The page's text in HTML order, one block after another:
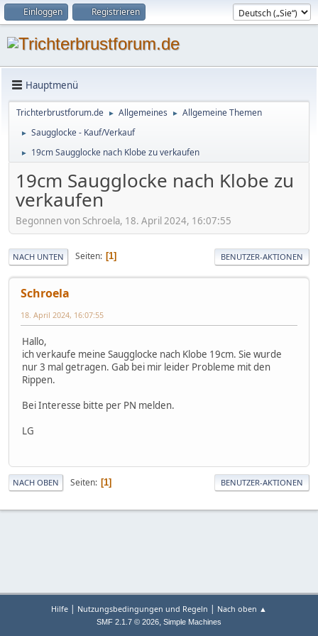
Einloggen Registrieren
Hauptmenü
Trichterbrustforum.de ► Allgemeines ► Allgemeine Themen
► Saugglocke - Kauf/Verkauf
► 19cm Saugglocke nach Klobe zu verkaufen
19cm Saugglocke nach Klobe zu
verkaufen
Begonnen von Schroela, 18. April 2024, 16:07:55
NACH UNTEN Seiten 1 BENUTZER-AKTIONEN
Schroela
18. April 2024, 16:07:55
Hallo,
ich verkaufe meine Saugglocke nach Klobe 19cm. Sie wurde
nur 3 mal getragen. Gab bei mir leider Probleme mit den
Rippen.
Bei Interesse bitte per PN melden.
LG
NACH OBEN Seiten 1 BENUTZER-AKTIONEN
Hilfe | Nutzungsbedingungen und Regeln | Nach oben ▲
SMF 2.1.7 © 2026, Simple Machines